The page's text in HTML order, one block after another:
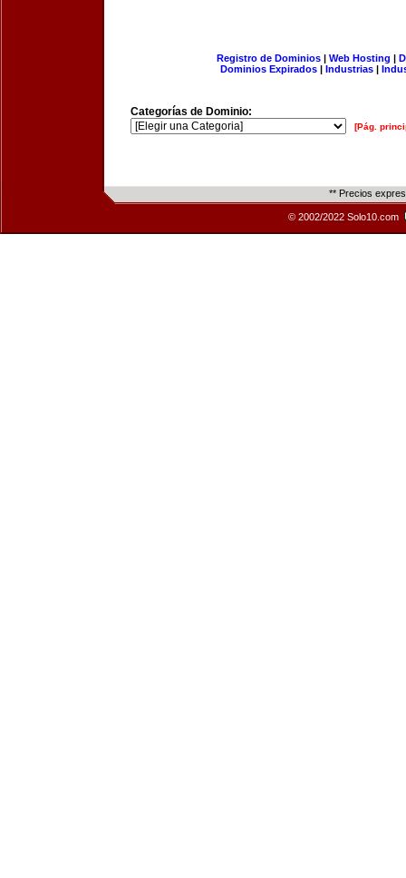
Registro de Dominios| Web Hosting |
Dominios Expirados | Industrias |
Categorías de Dominio:
[Pág.
** Precios
© 2002/2022 Solo10.com